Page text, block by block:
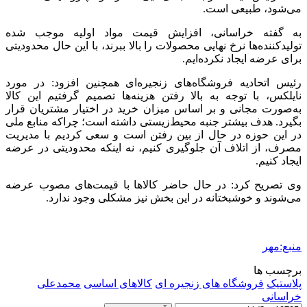
می‌شود، طبیعی است.
به گفته خراسانی، افزایش قیمت مواد اولیه موجب شده
تولیدکننده‌ها نرخ نهایی محصولات را بالا ببرند، با این حال محدودیتی
برای عرضه ایجاد نکرده‌ایم.
رئیس اتحادیه فروشگاه‌های زنجیره‌ای همچنین افزود: در مورد
نایلکس، با توجه به بالا رفتن هزینه‌ها تصمیم گرفتیم این کالا
به‌صورت مجانی و بر اساس میزان خرید در اختیار مشتریان قرار
بگیرد. هدف بیشتر جنبه محیط‌زیستی داشته است؛ چراکه منابع ملی
در این حوزه در حال از بین رفتن است و سعی کردیم با مدیریت
مصرف، از اتلاف آن جلوگیری کنیم، نه اینکه محدودیتی در عرضه
ایجاد کنیم.
وی تصریح کرد: در حال حاضر کالاها با قیمت‌های مصوب عرضه
می‌شوند و خوشبختانه در این بخش نیز مشکلی وجود ندارد.
منبع:مهر
برچسب ها
پلاستیک فروشگاه های زنجیره ای کالاهای اساسی محمدعلی
خراسانی